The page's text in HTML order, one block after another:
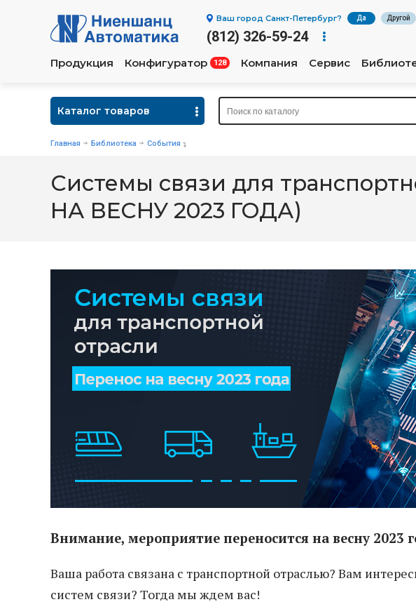
Ваш город Санкт-Петербург? Да Другой
(812) 326-59-24
Продукция Конфигуратор 128 Компания Сервис
Каталог товаров
Главная Библиотека События
Системы связи для
НА ВЕСНУ 2023 ГОДА)
Внимание, мероприятие переносится на весну 2023
Ваша работа связана с транспортной отраслью? Вам
систем связи? Тогда мы ждем вас!